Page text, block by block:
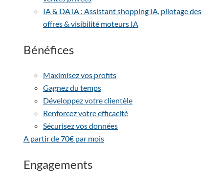
IA & DATA : Assistant shopping IA, pilotage des
offres & visibilité moteurs IA
Bénéfices
Maximisez vos profits
Gagnez du temps
Développez votre clientèle
Renforcez votre efficacité
Sécurisez vos données
A partir de 70€ par mois
Engagements